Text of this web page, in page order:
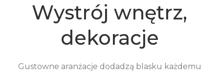
Wystrój wnętrz,
dekoracje
Gustowne aranżacje dodadzą blasku każdemu